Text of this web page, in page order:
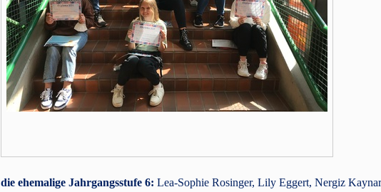
die ehemalige Jahrgangsstufe 6: Lea-Sophie Rosinger, Lily Eggert, Nergiz